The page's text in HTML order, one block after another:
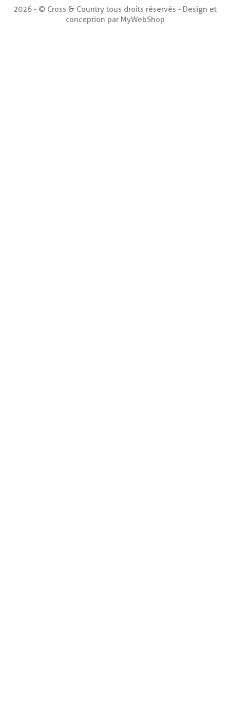
2026 - © Cross & Country tous droits réservés - Design et
conception par MyWebShop